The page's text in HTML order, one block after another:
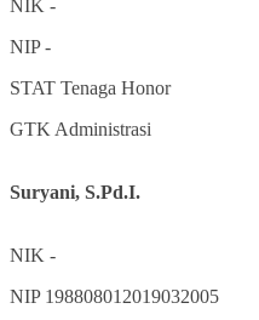
NIK -
NIP-
STAT Tenaga Honor
GTK Administrasi
Suryani, S.Pd.I.
NIK -
NIP 198808012019032005